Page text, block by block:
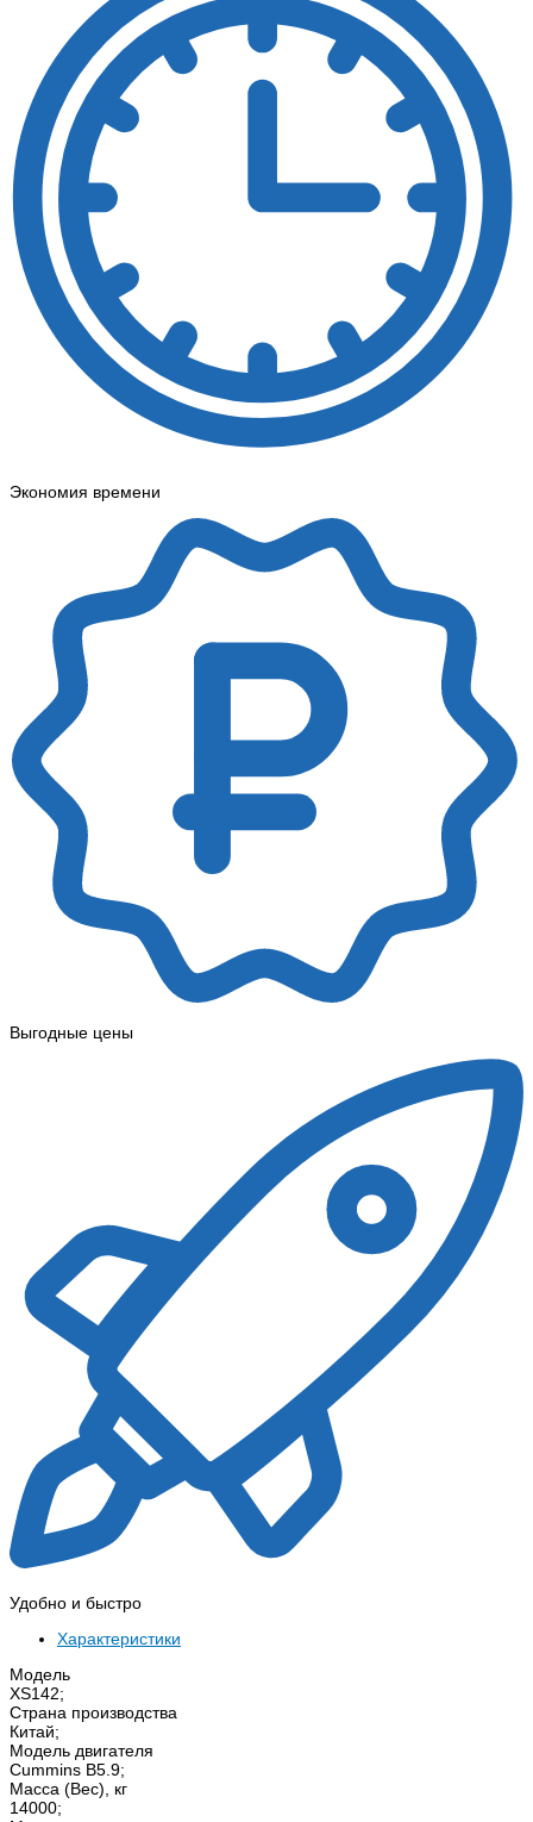
Экономия времени
Выгодные цены
Удобно и быстро
Характеристики
Модель
XS142;
Страна производства
Китай;
Модель двигателя
Cummins B5.9;
Масса (Вес), кг
14000;